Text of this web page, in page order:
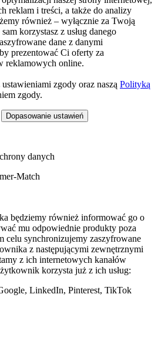
reklam i treści, a także do analizy
również – wyłącznie za Twoją
korzystasz z usług danego
dane z danymi
prezentować Ci oferty za
reklamowych online.
zgody oraz naszą Polityką
zgody.
Dopasowanie ustawień
danych
Match
będziemy również informować go o
mu odpowiednie produkty poza
celu synchronizujemy zaszyfrowane
z następującymi zewnętrznymi
z ich internetowych kanałów
korzysta już z ich usług:
LinkedIn, Pinterest, TikTok